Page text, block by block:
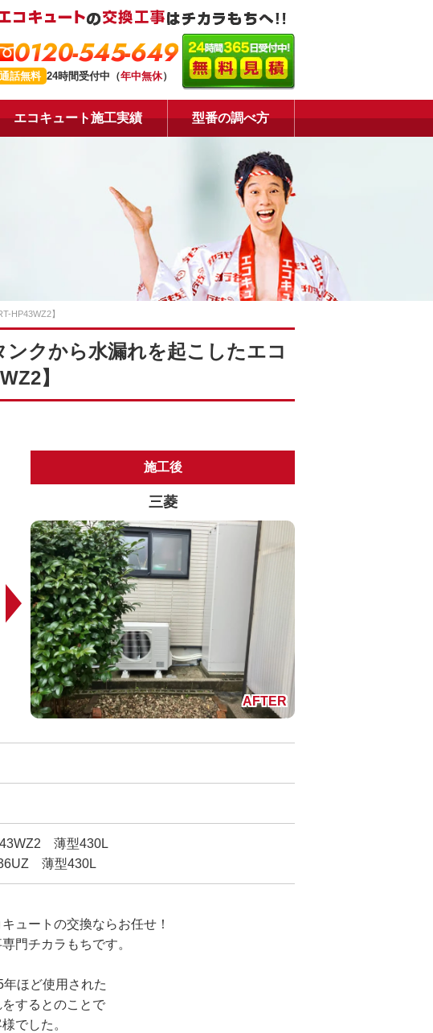
0120-545-649
通話無料 24時間受付中（年中無休）
エコキュート施工実績 型番の調べ方
HP43WZ2】
クから水漏れを起こしたエコ
】
施工後
三菱
薄型430L
薄型430L
ュートの交換ならお任せ！
門チカラもちです。
ほど使用された
するとのことで
でした。